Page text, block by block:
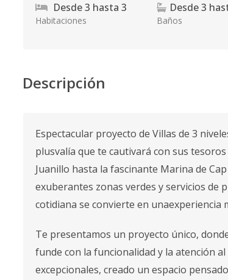
Desde3 hasta 3
Habitaciones
Desde3
Baños
Descripción
Espectacular proyecto de Villas de 3
plusvalía que te cautivará con sus
Juanillo hasta la fascinante Marina de
exuberantes zonas verdes y servicios de
cotidiana se convierte en unaexperiencia
Te presentamos un proyecto único,
funde con la funcionalidad y la atención
excepcionales, creado un espacio